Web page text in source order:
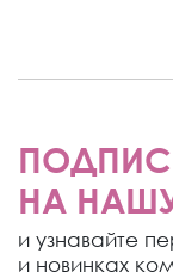
НА
и узнавайте
и новинках